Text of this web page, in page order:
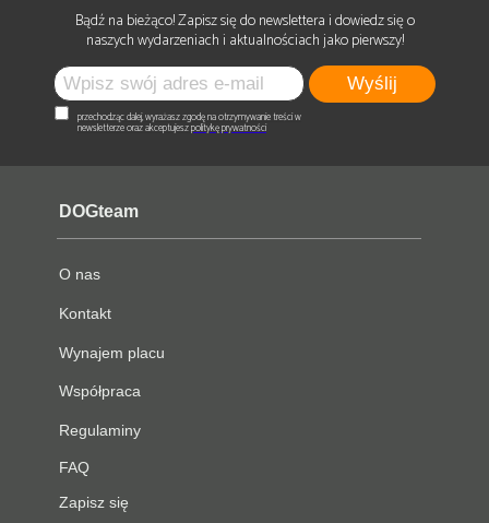
przechodząc dalej, wyrażasz zgodę na otrzymywanie treści w
newsletterze oraz akceptujeszpolitykę prywatności
Wyślij
Bądź na bieżąco! Zapisz się do newslettera i dowiedz się o
naszych wydarzeniach i aktualnościach jako pierwszy!
Regulaminy
Wynajem placu
Kontakt
O nas
DOGteam
Współpraca
FAQ
Zapisz się